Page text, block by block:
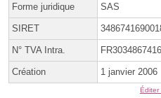
Forme juridique SAS
SIRET
N° TVA Intra.
Création 1 janvier 2006
Éditer